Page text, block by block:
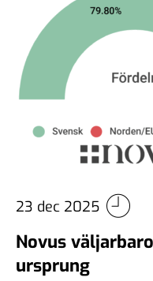
23 dec 2025
Novus
ursprung